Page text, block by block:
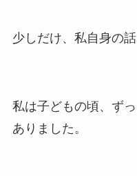
少しだけ、私自身の
私は子どもの頃、ず
ありました。